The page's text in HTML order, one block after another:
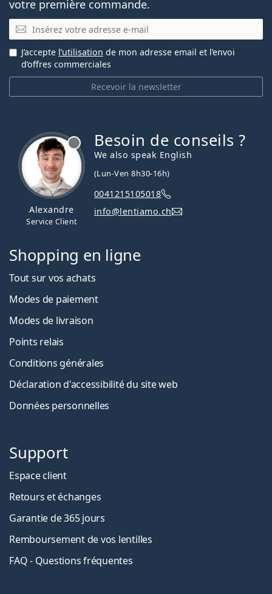
votre première commande.
E-mail
Recevoir la newsletter
J’accepte l’utilisation de mon adresse email et l’envoi
d’offres commerciales
Alexandre
Service Client
Besoin de conseils ?
We also speak English
(Lun-Ven 8h30-16h)
0041215105018
info@lentiamo.ch
Shopping en ligne
Tout sur vos achats
Modes de paiement
Modes de livraison
Points relais
Conditions générales
Déclaration d'accessibilité du site web
Données personnelles
Support
Espace client
Retours et échanges
Garantie de 365 jours
Remboursement de vos lentilles
FAQ - Questions fréquentes